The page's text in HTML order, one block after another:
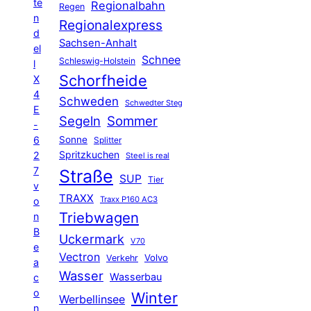
te
n
d
el
l
X
4
E
-
6
2
7
v
o
n
B
e
a
c
o
n
Regen Regionalbahn
Regionalexpress
Sachsen-Anhalt
Schleswig-Holstein Schnee
Schorfheide
Schweden Schwedter Steg
Segeln Sommer
Sonne Splitter
Spritzkuchen Steel is real
Straße SUP Tier
TRAXX Traxx P160 AC3
Triebwagen
Uckermark V70
Vectron Verkehr Volvo
Wasser Wasserbau
Werbellinsee Winter